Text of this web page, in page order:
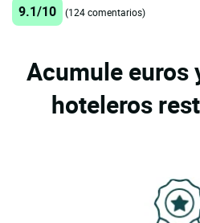
9.1/10 (124 comentarios)
Acumule euros
hoteleros